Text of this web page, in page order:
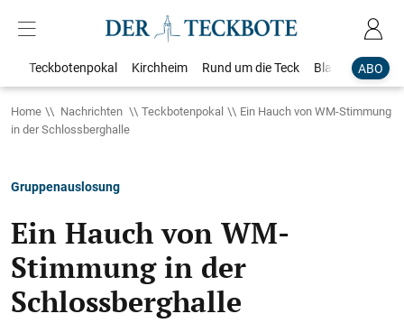
ABO
Teckbotenpokal Kirchheim Rund um die Teck Blaulicht
Home Nachrichten Teckbotenpokal
Ein Hauch von WM-Stimmung
in der Schlossberghalle
Gruppenauslosung
Ein Hauch von WM-
Stimmung in der
Schlossberghalle